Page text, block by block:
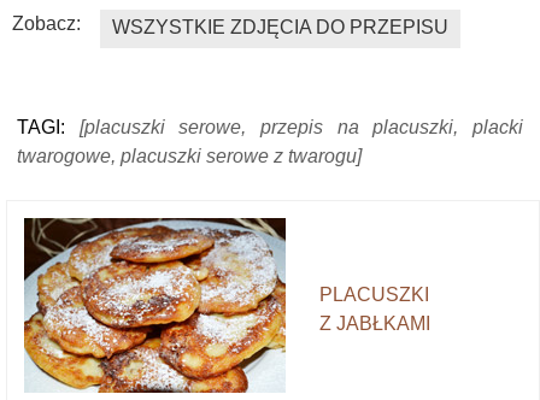
Zobacz: WSZYSTKIE ZDJĘCIA DO PRZEPISU
TAGI: [placuszki serowe, przepis na placuszki, placki
twarogowe, placuszki serowe z twarogu]
PLACUSZKI
Z JABŁKAMI